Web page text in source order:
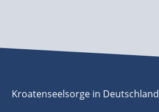
Kroatenseelsorge in Deutschland